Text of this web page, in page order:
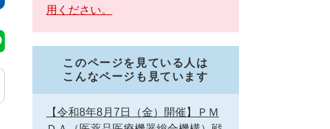
用ください。
このページを見ている人は
こんなページも見ています
【令和8年8月7日（金）開催】ＰＭ